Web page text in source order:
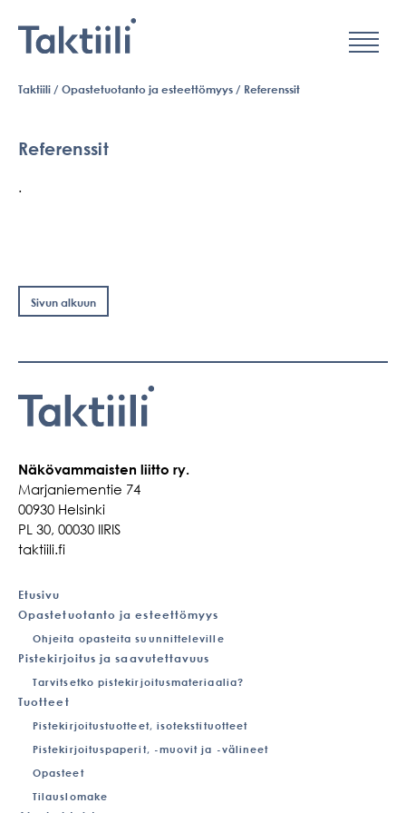
Hyppää
Valikko
Taktiili/ Opastetuotanto ja esteettömyys/ Referenssit
Referenssit
.
Sivun alkuun
Näkövammaisten liitto ry.
Marjaniementie 74
00930 Helsinki
PL 30, 00030 IIRIS
taktiili.fi
Etusivu
Opastetuotanto ja esteettömyys
Ohjeita opasteita suunnitteleville
Pistekirjoitus ja saavutettavuus
Tarvitsetko pistekirjoitusmateriaalia?
Tuotteet
Pistekirjoitustuotteet, isotekstituotteet
Pistekirjoituspaperit, -muovit ja -välineet
Opasteet
Tilauslomake